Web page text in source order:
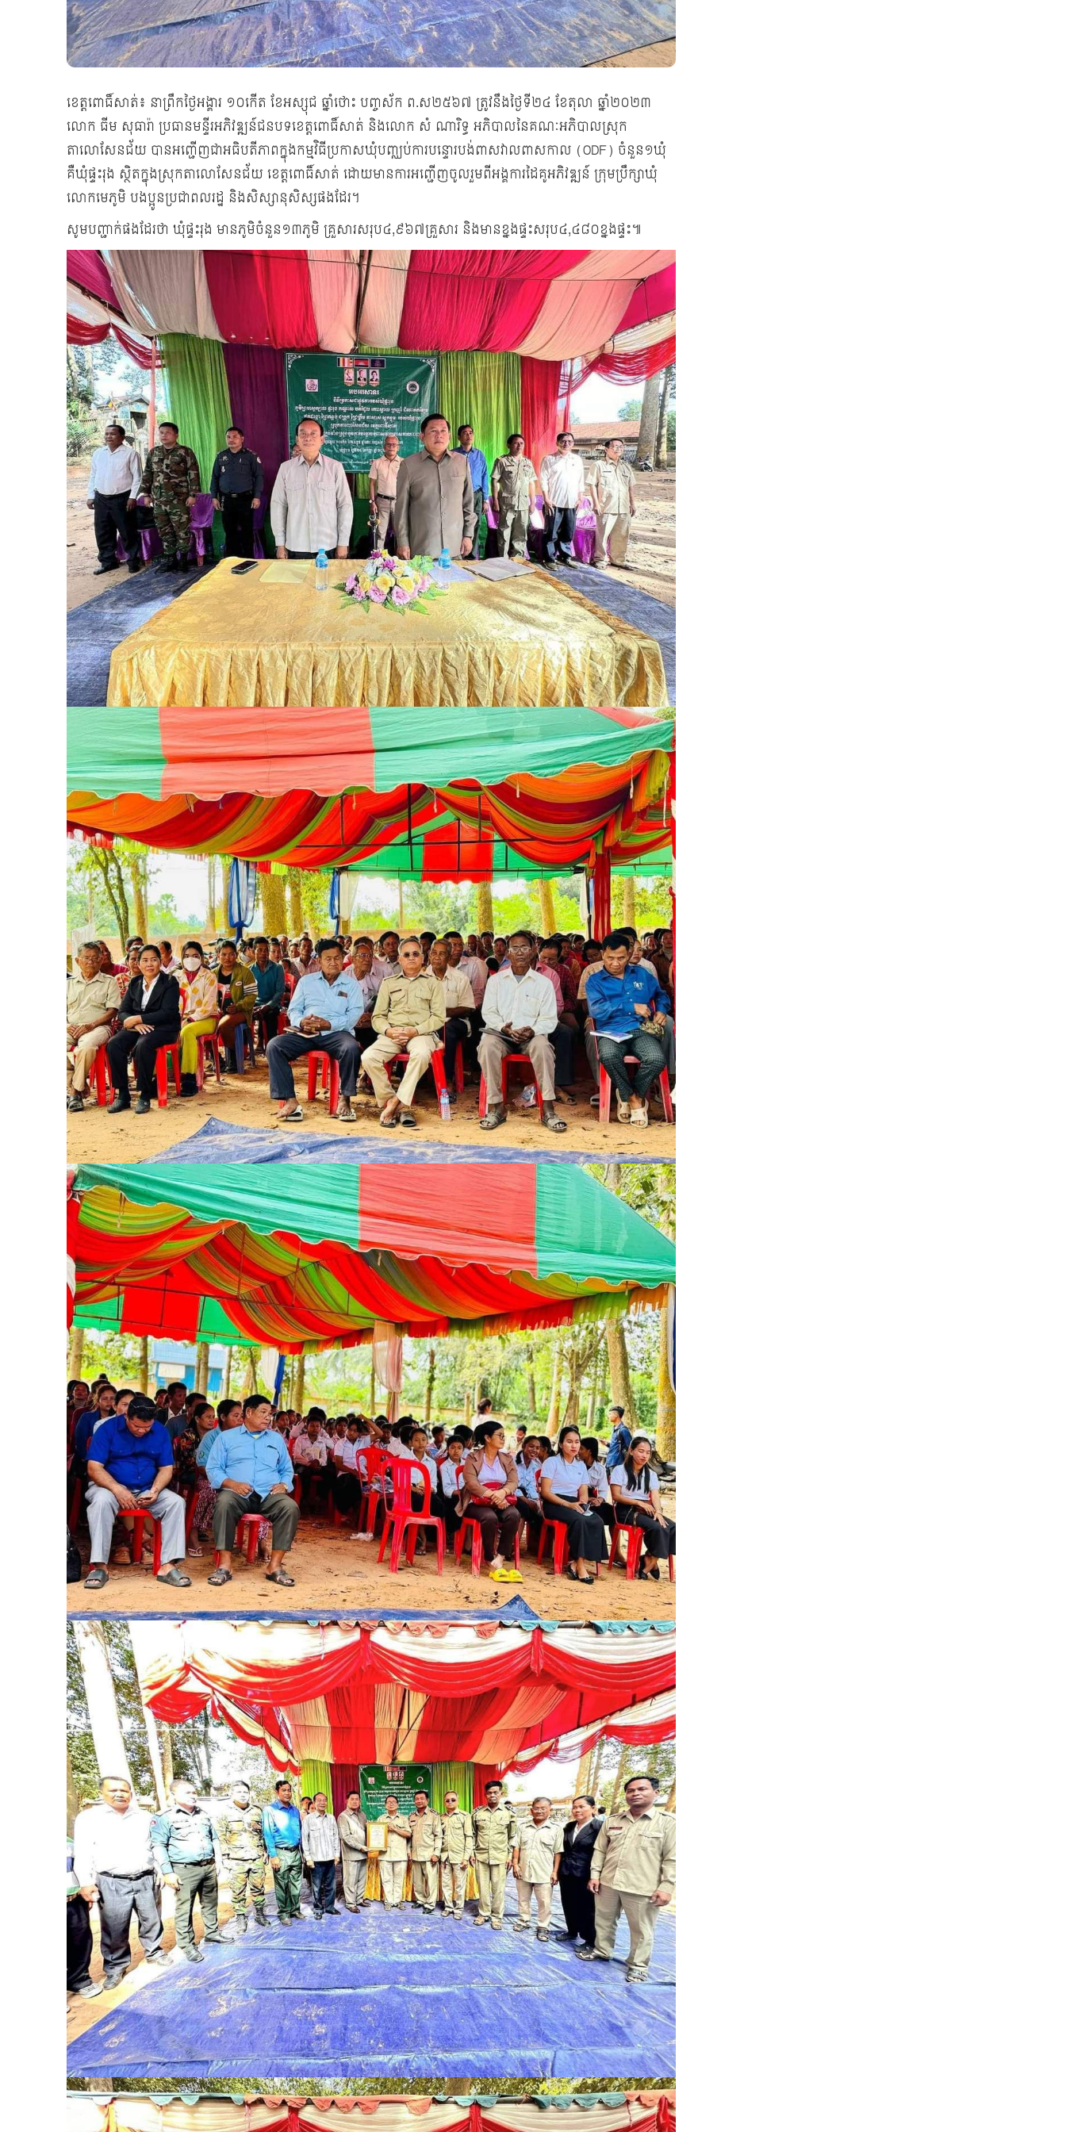
ខេត្តពោធិ៍សាត់៖ នាព្រឹកថ្ងៃអង្គារ ១០កើត ខែអស្សុជ ឆ្នាំថោះ បញ្ចស័ក ព.ស២៥៦៧ ត្រូវនឹងថ្ងៃទី២៤ ខែតុលា ឆ្នាំ២០២៣
លោក ធីម សុធារ៉ា ប្រធានមន្ទីរអភិវឌ្ឍន៍ជនបទខេត្តពោធិ៍សាត់ និងលោក សំ ណារិទ្ធ អភិបាលនៃគណៈអភិបាលស្រុក
តាលោសែនជ័យ បានអញ្ជើញជាអធិបតីភាពក្នុងកម្មវិធីប្រកាសឃុំបញ្ឈប់ការបន្ទោរបង់ពាសវាលពាសកាល (ODF) ចំនួន១ឃុំ
គឺឃុំផ្ទះរុង ស្ថិតក្នុងស្រុកតាលោសែនជ័យ ខេត្តពោធិ៍សាត់ ដោយមានការអញ្ជើញចូលរួមពីអង្គការដៃគូអភិវឌ្ឍន៍ ក្រុមប្រឹក្សាឃុំ
លោកមេភូមិ បងប្អូនប្រជាពលរដ្ឋ និងសិស្សានុសិស្សផងដែរ។
សូមបញ្ជាក់ផងដែរថា ឃុំផ្ទះរុង មានភូមិចំនួន១៣ភូមិ គ្រួសារសរុប៤,៩៦៧គ្រួសារ និងមានខ្នងផ្ទះសរុប៤,៤៨០ខ្នងផ្ទះ៕